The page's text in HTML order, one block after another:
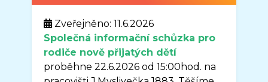
Zveřejněno: 11.6.2026
Společná informační schůzka pro
rodiče nově přijatých dětí
proběhne 22.6.2026 od 15:00hod. na